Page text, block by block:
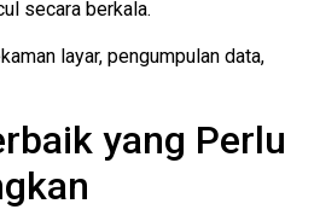
secara berkala.
layar, pengumpulan data,
yang Perlu